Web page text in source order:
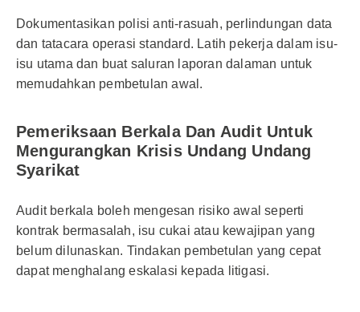
Dokumentasikan polisi anti-rasuah, perlindungan data
dan tatacara operasi standard. Latih pekerja dalam isu-
isu utama dan buat saluran laporan dalaman untuk
memudahkan pembetulan awal.
Pemeriksaan Berkala Dan Audit Untuk
Mengurangkan Krisis Undang Undang
Syarikat
Audit berkala boleh mengesan risiko awal seperti
kontrak bermasalah, isu cukai atau kewajipan yang
belum dilunaskan. Tindakan pembetulan yang cepat
dapat menghalang eskalasi kepada litigasi.